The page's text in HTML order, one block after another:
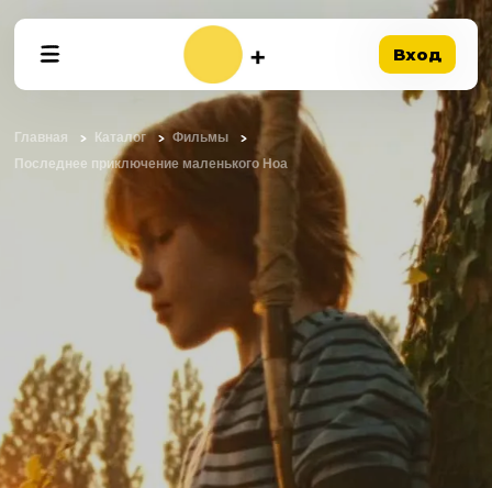
Вход
Главная Каталог
Фильмы
Последнее приключение маленького Ноа